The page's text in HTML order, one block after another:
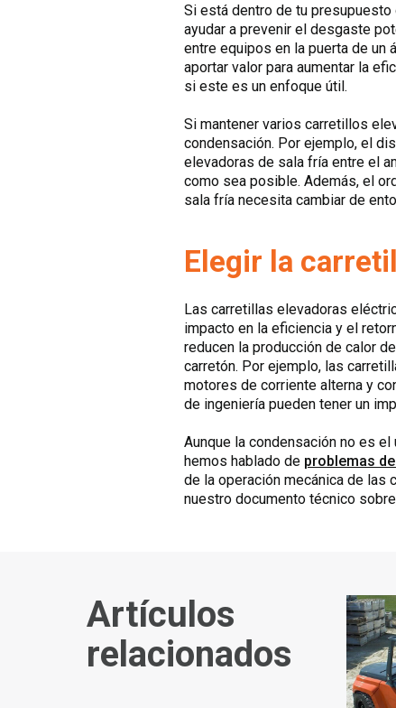
Si está dentro de tu
ayudar a prevenir el desgaste
entre equipos en la puerta de un
aportar valor para aumentar la
si este es un enfoque útil.
Si mantener varios carretillos
condensación. Por ejemplo, el
elevadoras de sala fría entre el
como sea posible. Además, el
sala fría necesita cambiar de
Elegir la
Las carretillas elevadoras
impacto en la eficiencia y el
reducen la producción de calor
carretón. Por ejemplo, las
motores de corriente alterna y
de ingeniería pueden tener un
Aunque la condensación no es
hemos hablado de problemas
de la operación mecánica de las
nuestro documento técnico sobre
Artículos
relacionados